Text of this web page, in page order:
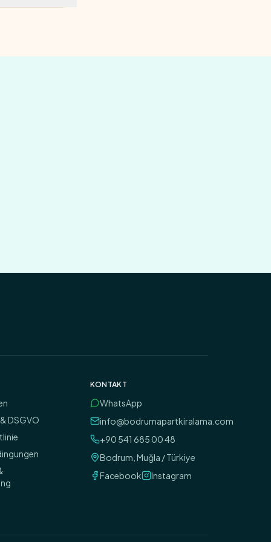
DSGVO
KONTAKT
WhatsApp
info@bodrumapartkiralama.com
+90 541 685 00 48
Bodrum, Muğla / Türkiye
Facebook
Instagram